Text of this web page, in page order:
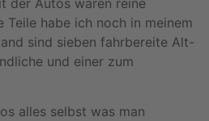
habe ich noch in meinem
sind sieben fahrbereite Alt-
und einer zum
alles selbst was man